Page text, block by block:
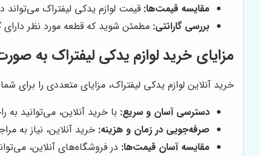
مقایسه قیمت‌ها: قیمت لوازم یدکی لیفتراک
بررسی گارانتی: مطمئن شوید که قطعه مورد نظر دارای
مزایای خرید لوازم یدکی لیفتراک به
خرید آنلاین لوازم یدکی لیفتراک، مزایای متعددی را برای
دسترسی آسان و سریع: با خرید آنلاین، می‌توانید
صرفه‌جویی در زمان و هزینه: خرید آنلاین، نیاز به
مقایسه آسان قیمت‌ها: در فروشگاه‌های آنلاین،